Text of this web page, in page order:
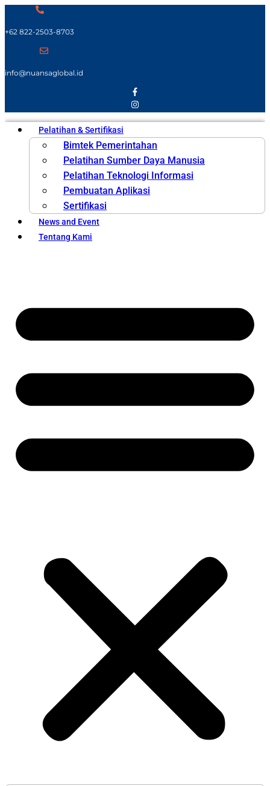
+62 822-2503-8703
info@nuansaglobal.id
Pelatihan & Sertifikasi
Bimtek Pemerintahan
Pelatihan Sumber Daya Manusia
Pelatihan Teknologi Informasi
Pembuatan Aplikasi
Sertifikasi
News and Event
Tentang Kami